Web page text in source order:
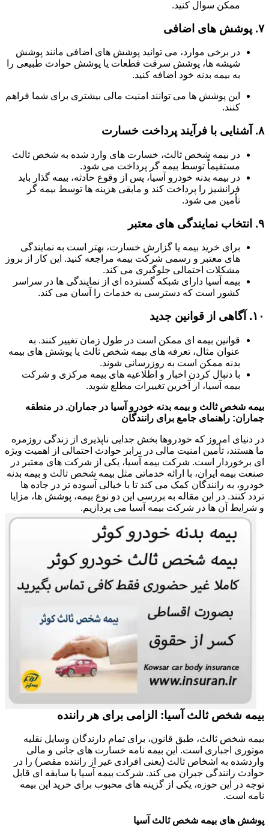
ممکن سوال کنید.
۷. پوشش های اضافی
در برخی موارد، می توانید پوشش های اضافی مانند پوشش
شیشه ها، پوشش سرقت قطعات یا پوشش حوادث طبیعی را
به بیمه بدنه خود اضافه کنید.
این پوشش ها می توانند امنیت مالی بیشتری برای شما فراهم
کنند.
۸. آشنایی با فرآیند پرداخت خسارت
در بیمه شخص ثالث، خسارت های وارد شده به شخص ثالث
مستقیماً توسط بیمه گر پرداخت می شود.
در بیمه بدنه خودرو آسیا، پس از وقوع حادثه، بیمه گذار باید
فرانشیز را پرداخت کند و مابقی هزینه ها توسط بیمه گر
تأمین می شود.
۹. انتخاب نمایندگی های معتبر
برای خرید بیمه یا گزارش خسارت، بهتر است به نمایندگی
های معتبر و رسمی شرکت بیمه مراجعه کنید. این کار از بروز
مشکلات احتمالی جلوگیری می کند.
بیمه آسیا دارای شبکه گسترده ای از نمایندگی ها در سراسر
کشور است که دسترسی به خدمات را آسان می کند.
۱۰. آگاهی از قوانین جدید
قوانین بیمه ای ممکن است در طول زمان تغییر کنند. به
عنوان مثال، تعرفه های بیمه شخص ثالث یا پوشش های بیمه
بدنه ممکن است به روزرسانی شوند.
با دنبال کردن اخبار و اطلاعیه های بیمه مرکزی و شرکت
بیمه آسیا، از آخرین تغییرات مطلع شوید.
بیمه شخص ثالث و بیمه بدنه خودرو آسیا در جماران, در منطقه
جماران: راهنمای جامع برای رانندگان
در دنیای امروز که خودروها بخش جدایی ناپذیری از زندگی روزمره
ما هستند، تأمین امنیت مالی در برابر حوادث احتمالی از اهمیت ویژه
ای برخوردار است. شرکت بیمه آسیا، یکی از شرکت های معتبر در
صنعت بیمه ایران، با ارائه خدماتی مثل بیمه شخص ثالث و بیمه بدنه
خودرو، به رانندگان کمک می کند تا با خیالی آسوده تر در جاده ها
تردد کنند. در این مقاله به بررسی این دو نوع بیمه، پوشش ها، مزایا
و شرایط آن ها در شرکت بیمه آسیا می پردازیم.
بیمه شخص ثالث آسیا: الزامی برای هر راننده
بیمه شخص ثالث، طبق قانون، برای تمام دارندگان وسایل نقلیه
موتوری اجباری است. این بیمه نامه خسارت های جانی و مالی
واردشده به اشخاص ثالث (یعنی افرادی غیر از راننده مقصر) را در
حوادث رانندگی جبران می کند. شرکت بیمه آسیا با سابقه ای قابل
توجه در این حوزه، یکی از گزینه های محبوب برای خرید این بیمه
نامه است.
پوشش های بیمه شخص ثالث آسیا